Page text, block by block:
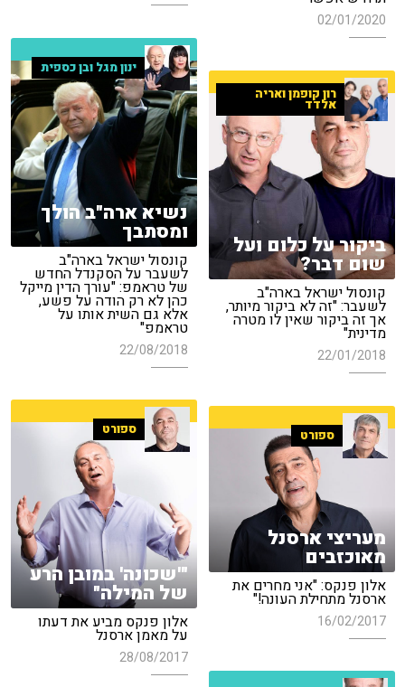
02/01/2020
ינון מגל ובן כספית
נשיא ארה"ב הולך
ומסתבך
קונסול ישראל בארה"ב
לשעבר על הסקנדל החדש
של טראמפ: "עורך הדין מייקל
כהן לא רק הודה על פשע,
אלא גם השית אותו על
טראמפ"
22/08/2018
רון קופמן ואריה
אלדד
ביקור על כלום ועל
שום דבר?
קונסול ישראל בארה"ב
לשעבר: "זה לא ביקור מיותר,
אך זה ביקור שאין לו מטרה
מדינית"
22/01/2018
ספורט
"'שכונה' במובן הרע
של המילה"
אלון פנקס מביע את דעתו
על מאמן ארסנל
28/08/2017
ספורט
מעריצי ארסנל
מאוכזבים
אלון פנקס: "אני מחרים את
ארסנל מתחילת העונה!"
16/02/2017